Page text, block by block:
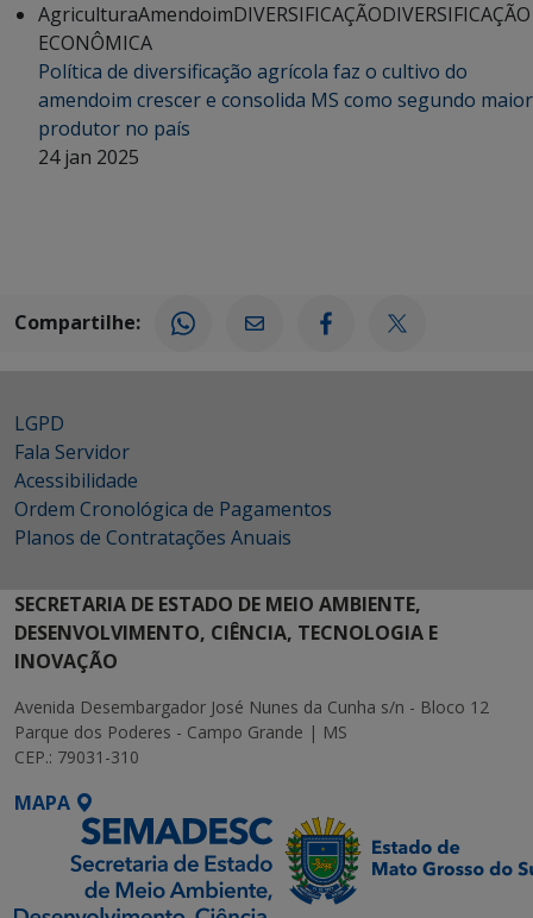
AgriculturaAmendoimDIVERSIFICAÇÃODIVERSIFICAÇÃO
ECONÔMICA
Política de diversificação agrícola faz o cultivo do
amendoim crescer e consolida MS como segundo maior
produtor no país
24 jan 2025
Compartilhe:
LGPD
Fala Servidor
Acessibilidade
Ordem Cronológica de Pagamentos
Planos de Contratações Anuais
SECRETARIA DE ESTADO DE MEIO AMBIENTE,
DESENVOLVIMENTO, CIÊNCIA, TECNOLOGIA E
INOVAÇÃO
Avenida Desembargador José Nunes da Cunha s/n - Bloco 12
Parque dos Poderes - Campo Grande | MS
CEP.: 79031-310
MAPA